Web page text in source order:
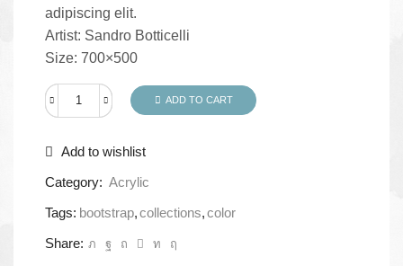
adipiscing elit.
Artist: Sandro Botticelli
Size: 700×500
View
ADD TO CART
Add to wishlist
Category: Acrylic
Tags: bootstrap,collections,color
Share: